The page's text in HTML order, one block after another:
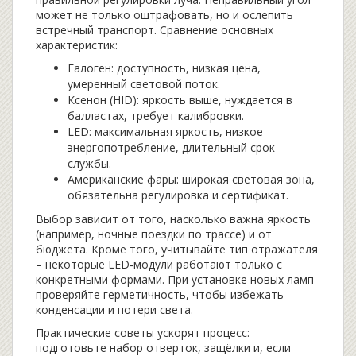
может не только оштрафовать, но и ослепить
встречный транспорт. Сравнение основных
характеристик:
Галоген: доступность, низкая цена,
умеренный световой поток.
Ксенон (HID): яркость выше, нуждается в
балластах, требует калибровки.
LED: максимальная яркость, низкое
энергопотребление, длительный срок
службы.
Американские фары: широкая световая зона,
обязательна регулировка и сертификат.
Выбор зависит от того, насколько важна яркость
(например, ночные поездки по трассе) и от
бюджета. Кроме того, учитывайте тип отражателя
– некоторые LED‑модули работают только с
конкретными формами. При установке новых ламп
проверяйте герметичность, чтобы избежать
конденсации и потери света.
Практические советы ускорят процесс:
подготовьте набор отверток, защёлки и, если